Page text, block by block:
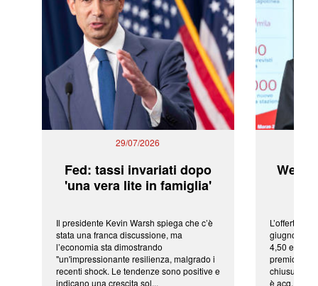
29/07/2026
Fed: tassi invariati dopo
'una vera lite in famiglia'
Il presidente Kevin Warsh spiega che c’è
stata una franca discussione, ma
l’economia sta dimostrando
"un'impressionante resilienza, malgrado i
recenti shock. Le tendenze sono positive e
indicano una crescita sol...
L’offerta
giugno da
4,50 euro
premio di
chiusura
è acq...